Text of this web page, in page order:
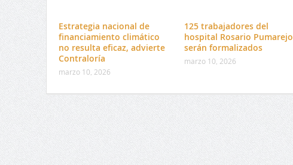
Estrategia nacional de
financiamiento climático
no resulta eficaz, advierte
Contraloría
marzo 10, 2026
125 trabajadores del
hospital Rosario Pumarejo
serán formalizados
marzo 10, 2026